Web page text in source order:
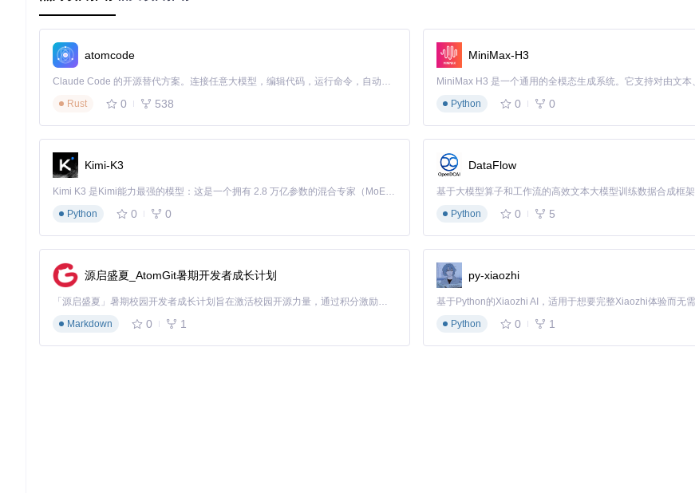
🔄智能文件合并
采用gomedia替代传统FFmpeg，解决分辨率和FPS不一致导致的合并失败问题，合并成功率提升至99.5%。
多平台支持
Windows：提供图形界面，支持Windows 7及以上系统
macOS：原生应用，适配Intel和Apple Silicon芯片
高级功能探索
核心亮点
🔑 curl模式：突破下载限制
当遇到需要特定请求头的视频链接时，你可以启用curl模式，自定义HTTP请求头信息，轻松解决"仅一个m3u8链接无法下载"的问题。
🔑 智能跳过机制
支持基于HTTP状态码跳过无效TS文件，并提供自动合并跳过文件的选项，避免因个别片段问题导致整个下载失败。
atomcode
Claude Code 的开源替代方案。连接任意大模型，编辑代码，运行命令，自动验证 — 全自动执行。用 Rust 构建，极致性能。 ｜ An open-source alternative to Claude Code. Connect any LLM, edit code, run commands, and verify changes — autonomously. Built in Rust for speed. Get Started
Rust
0 538
MiniMax-H3
Python
0 0
Kimi-K3
Kimi K3 是Kimi能力最强的模型：这是一个拥有 2.8 万亿参数的混合专家（MoE）模型，具备原生视觉理解能力，并支持 100 万 token 的上下文窗口。
Python
0 0
DataFlow
基于大模型算子和工作流的高效文本大模型训练数据合成框架
Python
0 5
源启盛夏_AtomGit暑期开发者成长计划
「源启盛夏」暑期校园开发者成长计划旨在激活校园开源力量，通过积分激励、认证扶持、资源倾斜等形式，引导高校组织和开发者完成「入驻 — 建项目 — 做贡献 — 获认证 — 得资源」的完整闭环。无论你是想带领社团入驻平台的组织者，还是希望用代码贡献证明自己的开发者，都能在这里找到属于你的成长路径。
Markdown
0 1
py-xiaozhi
Python
0 1